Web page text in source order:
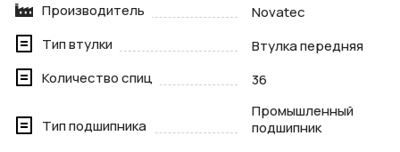
Производитель
Novatec
Тип втулки
Втулка передняя
Количество спиц
36
Тип подшипника
Промышленный
подшипник